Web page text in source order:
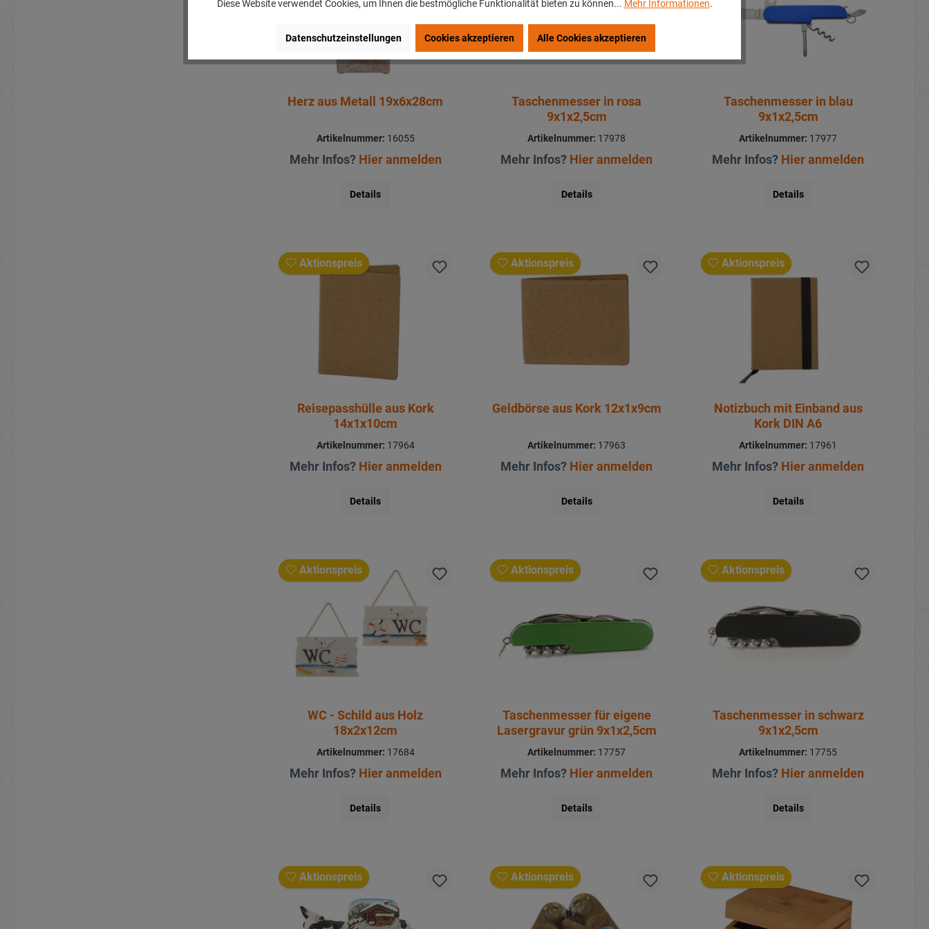
Herz aus Metall 19x6x28cm
Artikelnummer: 16055
Mehr Infos? Hier anmelden
Details
Taschenmesser in rosa
9x1x2,5cm
Artikelnummer: 17978
Mehr Infos? Hier anmelden
Details
Taschenmesser in blau
9x1x2,5cm
Artikelnummer: 17977
Mehr Infos? Hier anmelden
Details
Aktionspreis
Reisepasshülle aus Kork
14x1x10cm
Artikelnummer: 17964
Mehr Infos? Hier anmelden
Details
Aktionspreis
Geldbörse aus Kork 12x1x9cm
Artikelnummer: 17963
Mehr Infos? Hier anmelden
Details
Aktionspreis
Notizbuch mit Einband aus
Kork DIN A6
Artikelnummer: 17961
Mehr Infos? Hier anmelden
Details
Aktionspreis
WC - Schild aus Holz
18x2x12cm
Artikelnummer: 17684
Mehr Infos? Hier anmelden
Details
Aktionspreis
Taschenmesser für eigene
Lasergravur grün 9x1x2,5cm
Artikelnummer: 17757
Mehr Infos? Hier anmelden
Details
Aktionspreis
Taschenmesser in schwarz
9x1x2,5cm
Artikelnummer: 17755
Mehr Infos? Hier anmelden
Details
Aktionspreis Aktionspreis Aktionspreis
Diese Website verwendet Cookies, um Ihnen die bestmögliche Funktionalität bieten zu können... Mehr Informationen.
Datenschutzeinstellungen Cookies akzeptieren Alle Cookies akzeptieren